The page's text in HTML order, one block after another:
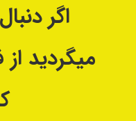
اگر
میگردید از